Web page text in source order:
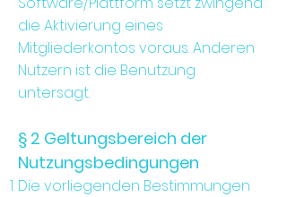
die Aktivierung eines
Mitgliederkontos voraus. Anderen
Nutzern ist die Benutzung
untersagt.
§ 2 Geltungsbereich der
Nutzungsbedingungen
Die vorliegenden Bestimmungen